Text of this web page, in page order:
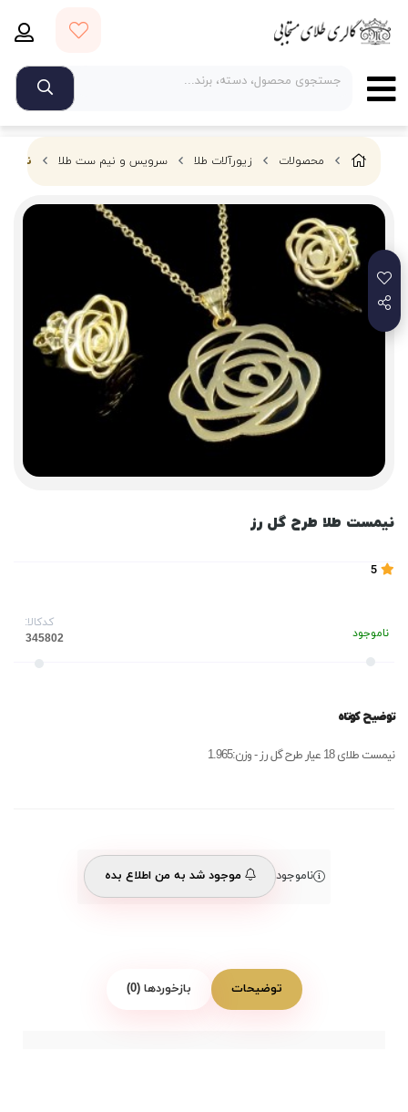
محصولات زیورآلات طلا سرویس و نیم ست طلا
نیمست طلا طرح گل رز
ناموجود
کدکالا:
توضیح کوتاه
نیمست طلای 18 عیار طرح گل رز - وزن:1.965
ناموجود موجود شد به من اطلاع بده
توضیحات بازخوردها (0)